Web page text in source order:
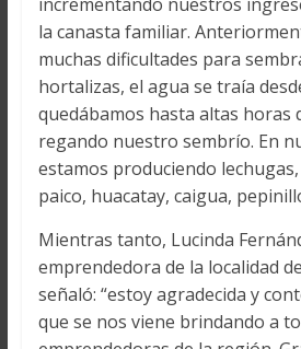
la canasta familiar.
muchas dificultades para
hortalizas, el agua se traía
quedábamos hasta altas horas
regando nuestro sembrío. En
estamos produciendo
paico, huacatay, caigua,
Mientras tanto, Lucinda
emprendedora de la localidad
señaló: “estoy agradecida y
que se nos viene brindando a